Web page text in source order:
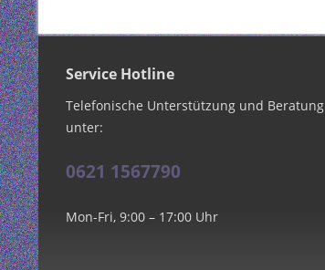
Service Hotline
Telefonische Unterstützung und Beratung
unter:
0621 1567790
Mon-Fri, 9:00 – 17:00 Uhr